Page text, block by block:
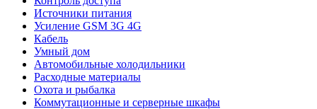
Источники питания
Усиление GSM 3G 4G
Кабель
Умный дом
Автомобильные холодильники
Расходные материалы
Охота и рыбалка
Коммутационные и серверные шкафы